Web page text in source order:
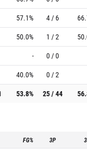
57.1% 4 / 6
50.0% 1 / 2
- 0 / 0
40.0% 0 / 2
53.8% 25 / 44
FG% 3P